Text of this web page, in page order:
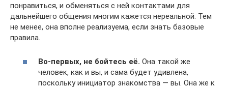
понравиться, и обменяться с ней контактами для
дальнейшего общения многим кажется нереальной. Тем
не менее, она вполне реализуема, если знать базовые
правила.
Во-первых, не бойтесь её. Она такой же
человек, как и вы, и сама будет удивлена,
поскольку инициатор знакомства — вы. Она же к